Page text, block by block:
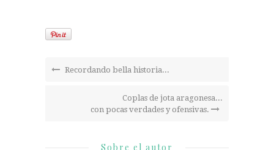
Recordando bella historia...
Coplas de jota aragonesa...
con pocas verdades y ofensivas.
Sobre el autor